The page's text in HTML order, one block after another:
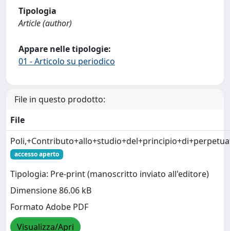
Tipologia
Article (author)
Appare nelle tipologie:
01 - Articolo su periodico
File in questo prodotto:
File
accesso aperto
Tipologia: Pre-print (manoscritto inviato all'editore)
Dimensione 86.06 kB
Formato Adobe PDF
Visualizza/Apri